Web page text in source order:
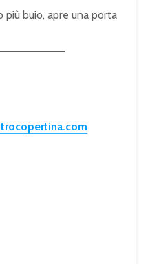
più buio, apre una porta